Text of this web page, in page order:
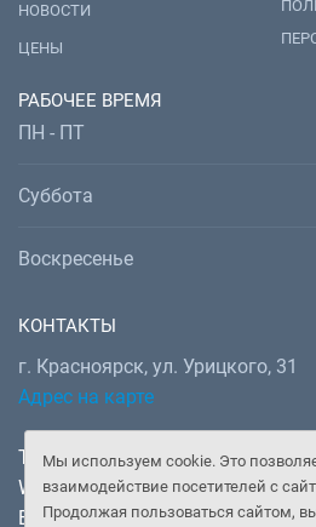
Мы используем cookie. Это
взаимодействие посетителей с
Продолжая пользоваться сайтом,
НОВОСТИ
ЦЕНЫ
РАБОЧЕЕ ВРЕМЯ
ПН - ПТ
Суббота
Воскресенье
КОНТАКТЫ
г. Красноярск, ул. Урицкого, 31
Адрес на карте
Телефон: +7 (391) 277-92-52
WhatsApp, Telegram:+7 (902)
Email: doctor@gooddoctor.ru